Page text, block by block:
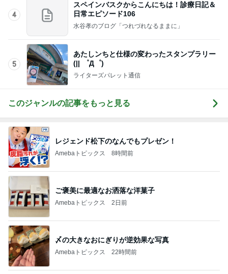
4
スペインバスクからこんにちは！診療日記＆
日常エピソード106
水谷孝のブログ「つれづれなるままに」
5
あたしンちと仕様の変わったスタンプラリー
(|| ゜Д゜)
ライターズパレット通信
このジャンルの記事をもっと見る
レジェンド松下のなんでもプレゼン！
Amebaトピックス 8時間前
ご褒美に最適なお洒落な洋菓子
Amebaトピックス 2日前
〆の大きなおにぎりが逆効果な写真
Amebaトピックス 22時間前